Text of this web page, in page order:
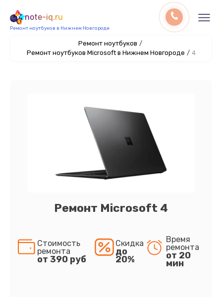
note-iq.ru
Ремонт ноутбуков в Нижнем Новгороде
Ремонт ноутбуков /
Ремонт ноутбуков Microsoft в Нижнем Новгороде / 4
Ремонт Microsoft 4
Стоимость
ремонта
от 390 руб
Скидка
до
20%
Время
ремонта
от 20
мин